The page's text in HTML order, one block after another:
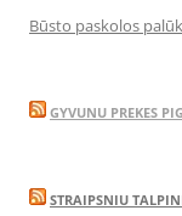
Būsto paskolos
GYVUNU PREKES
STRAIPSNIU